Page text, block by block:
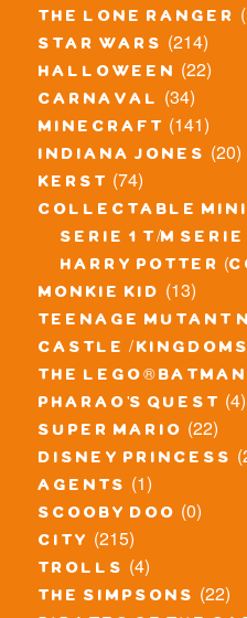
the lone ranger
star wars (214)
halloween (22)
carnaval (34)
minecraft (141)
indiana jones (20)
kerst (74)
collectable
serie 1 t/m serie
harry potter
monkie kid (13)
teenage
castle / kingdoms
the lego® batman
pharao's quest (4)
super mario (22)
disney princess
agents (1)
scooby doo (0)
city (215)
trolls (4)
the simpsons (22)